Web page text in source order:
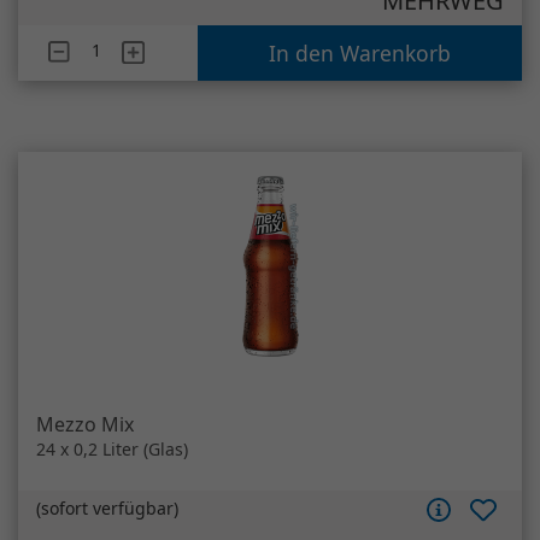
Artikelanzahl Mezzo Mix ZeroIn den Warenkorb
Mezzo Mix
24 x 0,2 Liter (Glas)
(sofort verfügbar)